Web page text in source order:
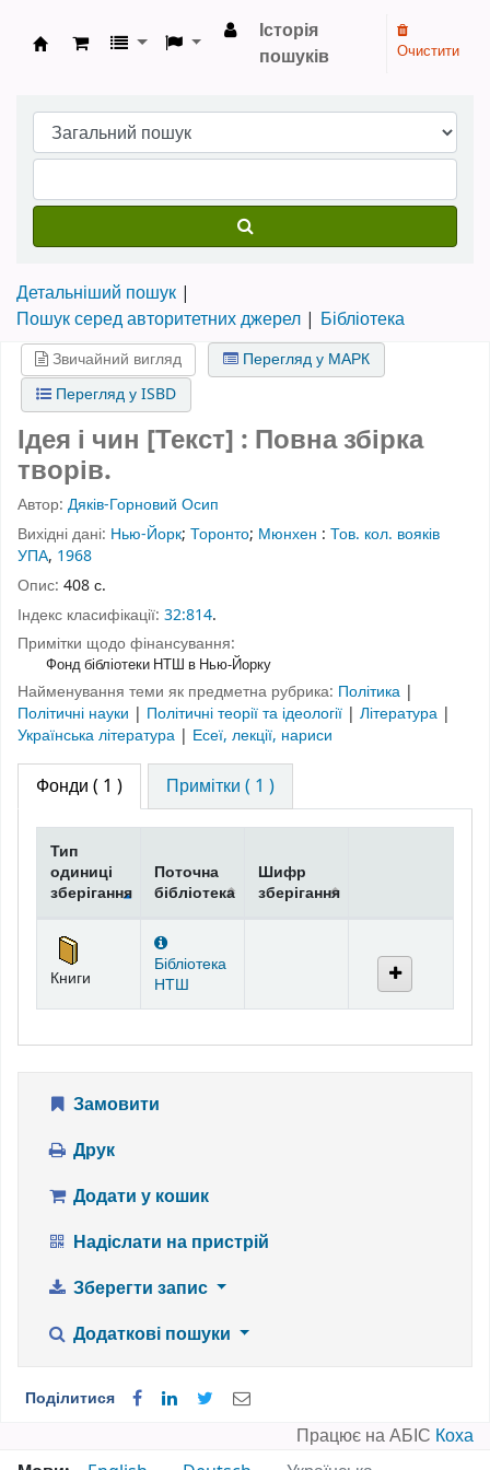
Бібліотека НТШ › Електронний каталог
Історія
пошуків
Очистити
Детальніший пошук
Пошук серед авторитетних джерел
Бібліотека
Звичайний вигляд
Перегляд у МАРК
Перегляд у ISBD
Ідея і чин [Текст] : Повна збірка
творів.
Автор: Дяків-Горновий Осип
Вихідні дані: Нью-Йорк; Торонто; Мюнхен : Тов. кол. вояків
УПА, 1968
Опис: 408 с.
Індекс класифікації: 32:814.
Примітки щодо фінансування:
Фонд бібліотеки НТШ в Нью-Йорку
Найменування теми як предметна рубрика: Політика |
Політичні науки | Політичні теорії та ідеології | Література |
Українська література | Есеї, лекції, нариси
Фонди ( 1 ) Примітки ( 1 )
Фонди
Тип
одиниці
зберігання
Поточна
бібліотека
Шифр
зберігання
Книги
Бібліотека
НТШ
Замовити
Друк
Додати у кошик
Надіслати на пристрій
Зберегти запис
Додаткові пошуки
Поділитися
Працює на АБІС Коха